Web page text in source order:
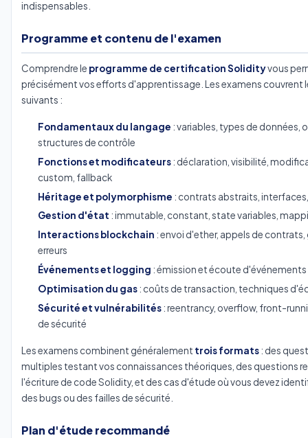
indispensables.
Programme et contenu de l'examen
Comprendre le programme de certification Solidityvous
précisément vos efforts d'apprentissage. Les examens couvrent
suivants :
Fondamentaux du langage : variables, types de données,
structures de contrôle
Fonctions et modificateurs: déclaration, visibilité,
custom, fallback
Héritage et polymorphisme : contrats abstraits,
Gestion d'état : immutable, constant, state variables,
Interactions blockchain : envoi d'ether, appels de
erreurs
Événements et logging : émission et écoute d'événements
Optimisation du gas: coûts de transaction, techniques
Sécurité et vulnérabilités: reentrancy, overflow, front-
de sécurité
Les examens combinent généralement trois formats: des
multiples testant vos connaissances théoriques, des questions
l'écriture de code Solidity, et des cas d'étude où vous devez
des bugs ou des failles de sécurité.
Plan d'étude recommandé